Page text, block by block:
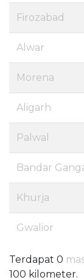
Firozabad
Alwar
Morena
Aligarh
Palwal
Bandar
Khurja
Gwalior
Terdapat 0
100 kilometer.